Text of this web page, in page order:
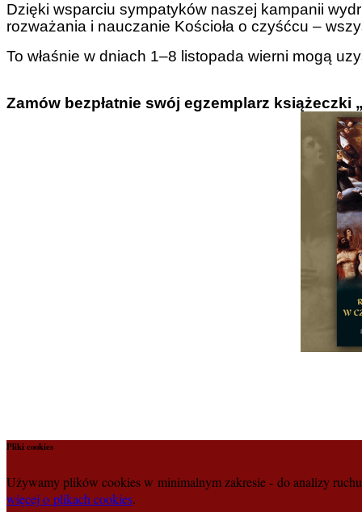
Dzięki wsparciu sympatyków naszej kampanii
rozważania i nauczanie Kościoła o czyśćcu –
To właśnie w dniach 1–8 listopada wierni mogą
Zamów bezpłatnie swój egzemplarz
Pliki cookies
Używamy plików cookies w minimalnym zakresie - do analizy
więcej o plikach cookies.